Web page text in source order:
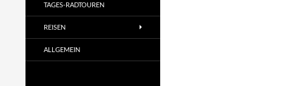
TAGES-RADTOUREN
REISEN
ALLGEMEIN